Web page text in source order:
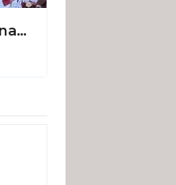
MHP’li Akçay: "Esnaf ve sanatkarlarımızın kredilere erişimi kolaylaştırılmalıdır"